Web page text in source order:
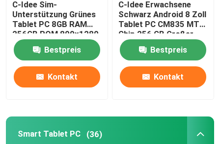
Bildungs-Tablette für Schüler
7 Zoll Tablet PC
8 Zoll Tablet PC
9 Zoll Tablet PC
C-Idee Sim-
Unterstützung Grünes
Tablet PC 8GB RAM
256GB ROM 800x1280
IPS HD Bildschirm
Tablet mit Gehäuse
CM835
Bestpreis
Kontakt
C-Idee Erwachsene
Schwarz Android 8 Zoll
Tablet PC CM835 MTK
Chip 256 GB Großer
Speicher GPS
unterstütztBestpreis
Kontakt
Smart Tablet PC (36)